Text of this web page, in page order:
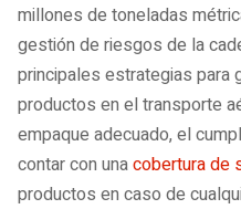
millones de toneladas
gestión de riesgos de la
principales estrategias para
productos en el transporte
empaque adecuado, el
contar con unacobertura de
productos en caso de